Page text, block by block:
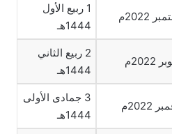
1 ربيع الأول
1444هـ
2 ربيع الثاني
1444هـ
3 جمادى الأولى
1444هـ